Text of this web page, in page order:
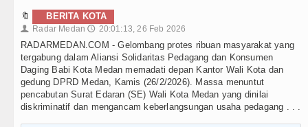
🔖 BERITA KOTA
👤 Radar Medan 🕔 20:01:13, 26 Feb 2026
RADARMEDAN.COM - Gelombang protes ribuan masyarakat yang
tergabung dalam Aliansi Solidaritas Pedagang dan Konsumen
Daging Babi Kota Medan memadati depan Kantor Wali Kota dan
gedung DPRD Medan, Kamis (26/2/2026). Massa menuntut
pencabutan Surat Edaran (SE) Wali Kota Medan yang dinilai
diskriminatif dan mengancam keberlangsungan usaha pedagang . . .